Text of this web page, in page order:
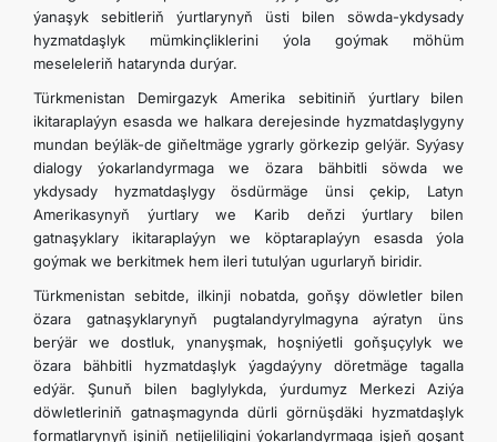
ýanaşyk sebitleriň ýurtlarynyň üsti bilen söwda-ykdysady
hyzmatdaşlyk mümkinçliklerini ýola goýmak möhüm
meseleleriň hatarynda durýar.
Türkmenistan Demirgazyk Amerika sebitiniň ýurtlary
bilen
ikitaraplaýyn esasda we halkara derejesinde hyzmatdaşlygyny
mundan beýläk-de giňeltmäge ygrarly görkezip gelýär. Syýasy
dialogy ýokarlandyrmaga we özara bähbitli söwda we
ykdysady hyzmatdaşlygy ösdürmäge ünsi çekip, Latyn
Amerikasynyň ýurtlary we Karib deňzi ýurtlary bilen
gatnaşyklary ikitaraplaýyn we köptaraplaýyn esasda ýola
goýmak we berkitmek hem ileri tutulýan ugurlaryň biridir.
Türkmenistan sebitde, ilkinji nobatda, goňşy döwletler bilen
özara gatnaşyklarynyň pugtalandyrylmagyna aýratyn üns
berýär we dostluk, ynanyşmak, hoşniýetli goňşuçylyk we
özara bähbitli hyzmatdaşlyk ýagdaýyny döretmäge tagalla
edýär. Şunuň bilen baglylykda, ýurdumyz Merkezi Aziýa
döwletleriniň gatnaşmagynda dürli görnüşdäki hyzmatdaşlyk
formatlarynyň işiniň netijeliligini ýokarlandyrmaga işjeň goşant